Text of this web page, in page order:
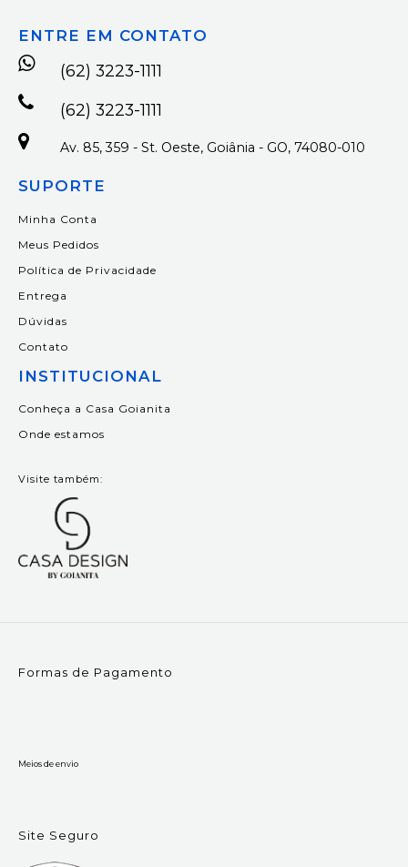
ENTRE EM CONTATO
(62) 3223-1111
(62) 3223-1111
Av. 85, 359 - St. Oeste, Goiânia - GO, 74080-010
SUPORTE
Minha Conta
Meus Pedidos
Política de Privacidade
Entrega
Dúvidas
Contato
INSTITUCIONAL
Conheça a Casa Goianita
Onde estamos
Visite também:
Formas de Pagamento
Meios de envio
Site Seguro